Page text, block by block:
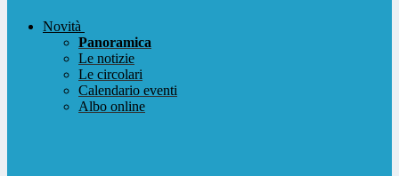
Novità
Panoramica
Le notizie
Le circolari
Calendario eventi
Albo online